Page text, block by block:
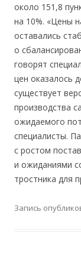
около 151,8
на 10%. «Цены
оставались
о
говорят
цен оказалось
существует
производства
ожидаемого
специалисты.
с ростом
и ожиданиями
тростника для
Запись